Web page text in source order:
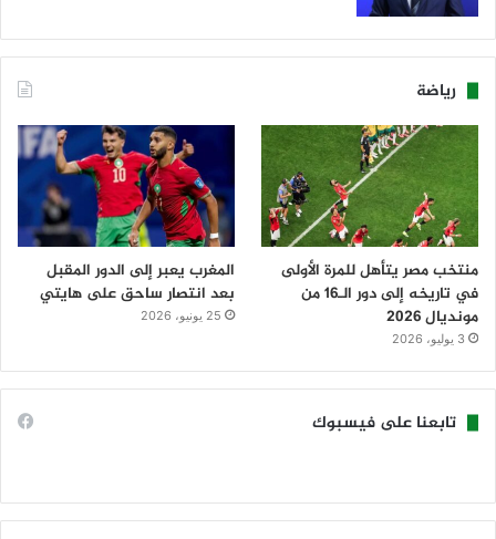
رياضة
منتخب مصر يتأهل للمرة الأولى
في تاريخه إلى دور الـ16 من
مونديال 2026
3 يوليو، 2026
المغرب يعبر إلى الدور المقبل
بعد انتصار ساحق على هايتي
25 يونيو، 2026
تابعنا على فيسبوك